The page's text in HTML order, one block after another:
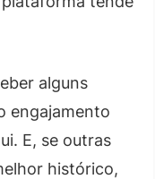
alguns
engajamento
E, se outras
histórico,